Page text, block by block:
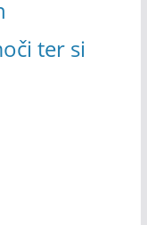
ter si